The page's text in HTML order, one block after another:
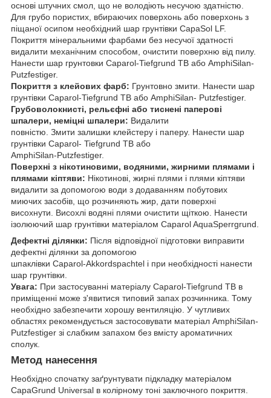
основі штучних смол, що не володіють несучою здатністю.
Для грубо пористих, вбираючих поверхонь або поверхонь з
піщаної осипом необхідний шар грунтівки CapaSol LF.
Покриття мінеральними фарбами без несучої здатності
видалити механічним способом, очистити поверхню від пилу.
Нанести шар грунтовки Caparol-Tiefgrund TB або AmphiSilan-
Putzfestiger.
Покриття з клейових фарб: Грунтовно змити. Нанести шар
грунтівки Caparol-Tiefgrund TB або AmphiSilan- Putzfestiger.
Грубоволокнисті, рельєфні або тиснені паперові
шпалери, неміцні шпалери: Видалити
повністю. Змити залишки клейстеру і паперу. Нанести шар
грунтівки Caparol- Tiefgrund TB або
AmphiSilan-Putzfestiger.
Поверхні з нікотиновими, водяними, жирними плямами і
плямами кіптяви: Нікотинові, жирні плями і плями кіптяви
видалити за допомогою води з додаванням побутових
миючих засобів, що розчиняють жир, дати поверхні
висохнути. Висохлі водяні плями очистити щіткою. Нанести
ізолюючий шар грунтівки матеріалом Caparol AquaSperrgrund.
Дефектні ділянки: Після відповідної підготовки виправити
дефектні ділянки за допомогою
шпаклівки Caparol-Akkordspachtel і при необхідності нанести
шар грунтівки.
Увага: При застосуванні матеріалу Caparol-Tiefgrund TB в
приміщенні може з'явитися типовий запах розчинника. Тому
необхідно забезпечити хорошу вентиляцію. У чутливих
областях рекомендується застосовувати матеріал AmphiSilan-
Putzfestiger зі слабким запахом без вмісту ароматичних
сполук.
Метод нанесення
Необхідно спочатку заґрунтувати підкладку матеріалом
CapaGrund Universal в колірному тоні заключного покриття.